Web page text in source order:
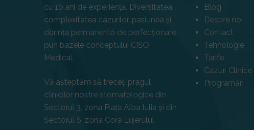
cu 10 ani de experiență. Diversitatea,
complexitatea cazurilor, pasiunea și
dorința permanentă de perfecționare
pun bazele conceptului CISO
Medical.
Vă așteptăm să treceți pragul
clinicilor nostre stomatologice din
Sectorul 3, zona Piața Alba Iulia și din
Sectorul 6, zona Cora Lujerului.
Blog
Despre noi
Contact
Tehnologie
Tarife
Cazuri Clinice
Programări